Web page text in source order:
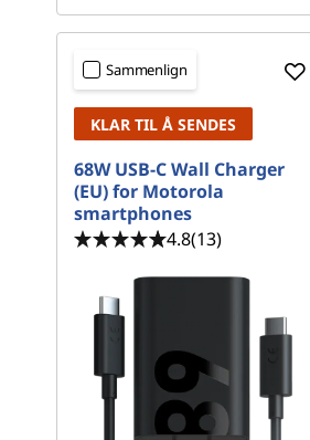
Sammenlign
KLAR TIL Å SENDES
68W USB-C Wall Charger
(EU) for Motorola
smartphones
4.8(13)